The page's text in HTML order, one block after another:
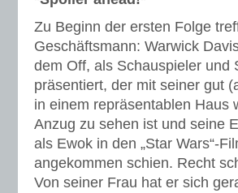
Zu Beginn der ersten Folge
Geschäftsmann: Warwick
dem Off, als Schauspieler und
präsentiert, der mit seiner gut
in einem repräsentablen Haus
Anzug zu sehen ist und seine
als Ewok in den „Star Wars“-
angekommen schien. Recht
Von seiner Frau hat er sich